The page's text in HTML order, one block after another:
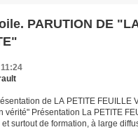
PARUTION DE
de LA PETITE FEUILLE
vérité" Présentation La PETITE
surtout de formation, à large